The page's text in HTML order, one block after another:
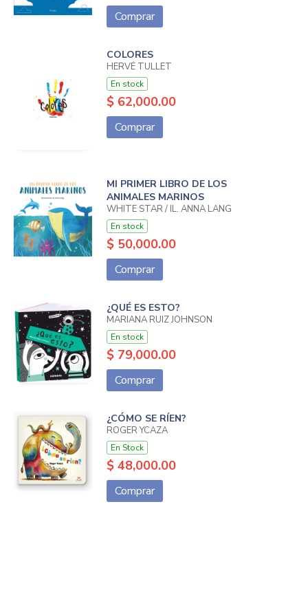
Comprar
COLORES
HERVÉ TULLET
En stock
$ 62,000.00
Comprar
MI PRIMER LIBRO DE LOS
ANIMALES MARINOS
WHITE STAR / IL. ANNA LANG
En stock
$ 50,000.00
Comprar
¿QUÉ ES ESTO?
MARIANA RUIZ JOHNSON
En stock
$ 79,000.00
Comprar
¿CÓMO SE RÍEN?
ROGER YCAZA
En Stock
$ 48,000.00
Comprar